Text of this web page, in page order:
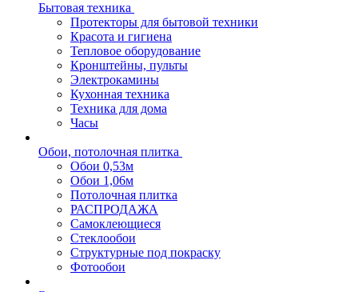
Бытовая техника
Протекторы для бытовой техники
Красота и гигиена
Тепловое оборудование
Кронштейны, пульты
Электрокамины
Кухонная техника
Техника для дома
Часы
Обои, потолочная плитка
Обои 0,53м
Обои 1,06м
Потолочная плитка
РАСПРОДАЖА
Самоклеющиеся
Стеклообои
Структурные под покраску
Фотообои